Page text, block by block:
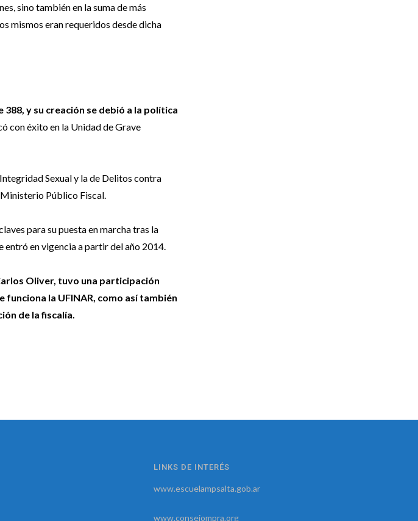
sino también en la suma de más
mismos eran requeridos desde dicha
388, y su creación se debió a la política
con éxito en la Unidad de Grave
Sexual y la de Delitos contra
Público Fiscal.
para su puesta en marcha tras la
en vigencia a partir del año 2014.
Oliver, tuvo una participación
funciona la UFINAR, como así también
de la fiscalía.
LINKS DE INTERÉS
www.escuelampsalta.gob.ar
www.consejompra.org